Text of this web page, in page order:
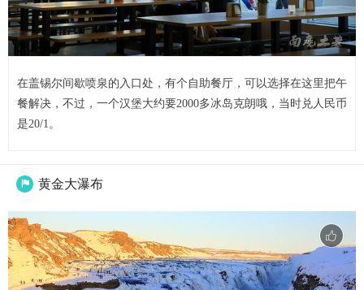
在盖锡尔间歇喷泉的入口处，有个自助餐厅，可以选择在这里把午
餐解决，不过，一个汉堡大约要2000多冰岛克朗哦，当时兑人民币
是20/1。
 黄金大瀑布